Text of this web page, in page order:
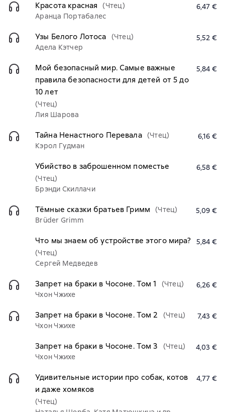
Красота красная
(Чтец)
Аранца Портабалес
6,47 €
Узы Белого Лотоса
(Чтец)
Адела Кэтчер
5,52 €
Мой безопасный мир. Самые важные
правила безопасности для детей от 5 до
10 лет
(Чтец)
Лия Шарова
5,84 €
Тайна Ненастного Перевала (Чтец)
Кэрол Гудман
6,16 €
Убийство в заброшенном поместье
(Чтец)
Брэнди Скиллачи
6,58 €
Тёмные сказки братьев Гримм
(Чтец)
Brüder Grimm
5,09 €
Что мы знаем об устройстве этого мира?
(Чтец)
Сергей Медведев
5,84 €
Запрет на браки в Чосоне. Том 1
(Чтец)
Чхон Чжихе
6,26 €
Запрет на браки в Чосоне. Том 2
(Чтец)
Чхон Чжихе
7,43 €
Запрет на браки в Чосоне. Том 3
(Чтец)
Чхон Чжихе
4,03 €
Удивительные истории про собак, котов
и даже хомяков
(Чтец)
4,77 €